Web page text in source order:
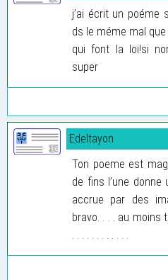
j’ai écrit un
ds le méme mal
qui font la loi!si
super
Edeltayon
Ton poeme est
de fins l’une
accrue par des
bravo. . . . au moins